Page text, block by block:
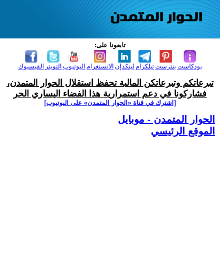
تابعونا على:
الفيسبوك التويتر اليوتيوب الانستغرام لينكدإن تيلكرامبنترست بودكاست
تبرعاتكم وتبرعاتكن المالية تحفظ استقلال الحوار المتمدن،
فشاركونا في دعم استمرارية هذا الفضاء اليساري الحر
[اشترك في قناة ‫«الحوار المتمدن» على اليوتيوب]
الحوار المتمدن - موبايل
الموقع الرئيسي